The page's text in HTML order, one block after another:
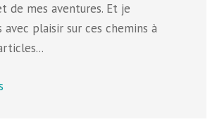
de mes aventures. Et je
avec plaisir sur ces chemins à